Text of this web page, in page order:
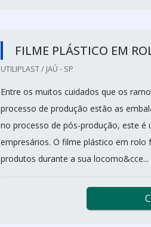
FILME PLÁSTICO EM
UTILIPLAST / JAÚ - SP
Entre os muitos cuidados que os
processo de produção estão as
no processo de pós-produção, este
empresários. O filme plástico em rolo
produtos durante a sua locomo&cce...